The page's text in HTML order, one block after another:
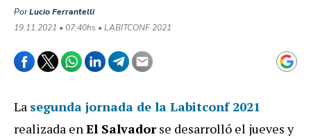
PorLucio Ferrantelli
19.11.2021 • 07:40hs • LABITCONF 2021
La segunda jornada de la Labitconf 2021
realizada enEl Salvadorse desarrolló el jueves y